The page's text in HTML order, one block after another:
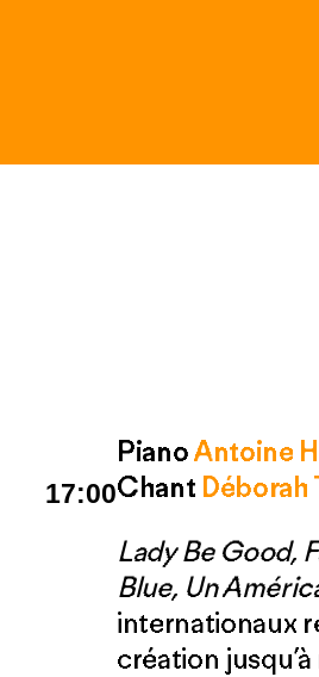
17:00
PianoAntoine
Chant Déborah
Lady Be Good,
Blue, Un
internationaux
création